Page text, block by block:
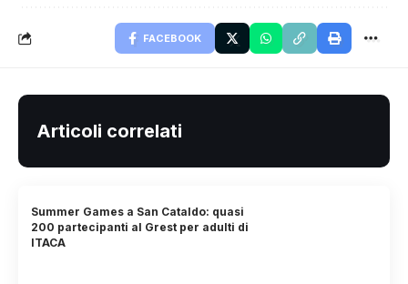
FACEBOOK
Articoli correlati
Summer Games a San Cataldo: quasi
200 partecipanti al Grest per adulti di
ITACA